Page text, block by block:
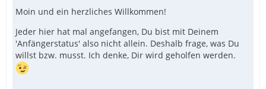
Moin und ein herzliches Willkommen!
Jeder hier hat mal angefangen, Du bist mit Deinem
'Anfängerstatus' also nicht allein. Deshalb frage, was Du
willst bzw. musst. Ich denke, Dir wird geholfen werden.